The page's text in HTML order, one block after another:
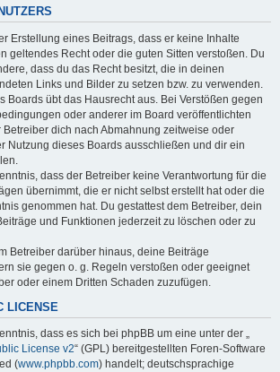
Erstellung eines Beitrags, dass er keine Inhalte
geltendes Recht oder die guten Sitten verstoßen. Du
dass du das Recht besitzt, die in deinen
Links und Bilder zu setzen bzw. zu verwenden.
Boards übt das Hausrecht aus. Bei Verstößen gegen
oder anderer im Board veröffentlichten
Betreiber dich nach Abmahnung zeitweise oder
Nutzung dieses Boards ausschließen und dir ein
dass der Betreiber keine Verantwortung für die
übernimmt, die er nicht selbst erstellt hat oder die
genommen hat. Du gestattest dem Betreiber, dein
und Funktionen jederzeit zu löschen oder zu
Betreiber darüber hinaus, deine Beiträge
sie gegen o. g. Regeln verstoßen oder geeignet
oder einem Dritten Schaden zuzufügen.
LICENSE
dass es sich bei phpBB um eine unter der „
License v2“ (GPL) bereitgestellten Foren-Software
(www.phpbb.com) handelt; deutschsprachige